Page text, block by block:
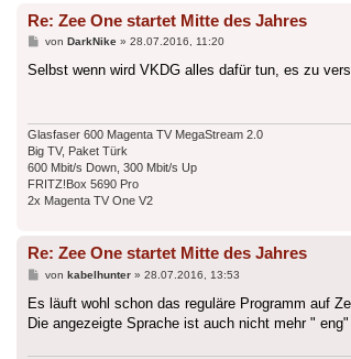
Re: Zee One startet Mitte des Jahres
Beitrag
von DarkNike» 28.07.2016, 11:20
Selbst wenn wird VKDG alles dafür tun, es zu
Glasfaser 600 Magenta TV MegaStream 2.0
Big TV, Paket Türk
600 Mbit/s Down, 300 Mbit/s Up
FRITZ!Box 5690 Pro
2x Magenta TV One V2
Re: Zee One startet Mitte des Jahres
Beitrag
von kabelhunter» 28.07.2016, 13:53
Es läuft wohl schon das reguläre Programm auf
Die angezeigte Sprache ist auch nicht mehr " eng"